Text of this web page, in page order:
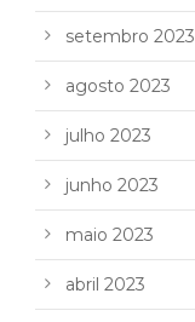
setembro 2023
agosto 2023
julho 2023
junho 2023
maio 2023
abril 2023